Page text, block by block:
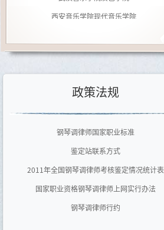
西安音乐学院现代音乐学院
北京劲松职业高中
南京师范大学音乐学院
泉州师范学院艺术学院
四川音乐学院
河南师范大学音乐舞蹈学院
政策法规
钢琴调律师国家职业标准
鉴定站联系方式
2011年全国钢琴调律师考核鉴定情况统计表
国家职业资格钢琴调律师上网实行办法
钢琴调律师行约